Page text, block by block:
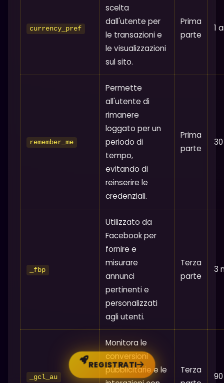
currency_pref
scelta
dall'utente per
le transazioni e
le visualizzazioni
sul sito.
Prima
parte
1
remember_me
Permette
all'utente di
rimanere
loggato per un
periodo di
tempo,
evitando di
reinserire le
credenziali.
Prima
parte
_fbp
Utilizzato da
Facebook per
fornire e
misurare
annunci
pertinenti e
personalizzati
agli utenti.
Terza
parte
3
_gcl_au
Monitora le
conversioni
pubblicitarie e le
Terza
REGISTRATI